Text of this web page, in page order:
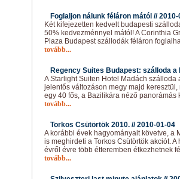
Foglaljon nálunk féláron mától //2010-
Két kifejezetten kedvelt budapesti
50% kedvezménnyel mától! A Corinthia
Plaza Budapest szállodák féláron
tovább...
Regency Suites Budapest: szálloda
A Starlight Suiten Hotel Madách
jelentős változáson megy majd
egy 40 fős, a Bazilikára néző panorámás
tovább...
Torkos Csütörtök 2010. //2010-01-04
A korábbi évek hagyományait követve, a
is meghirdeti a Torkos Csütörtök akciót.
évről évre több étteremben étkezhetnek
tovább...